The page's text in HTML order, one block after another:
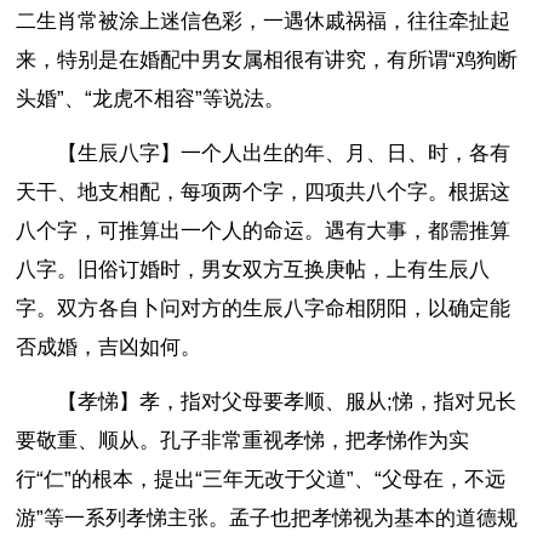
二生肖常被涂上迷信色彩，一遇休戚祸福，往往牵扯起
来，特别是在婚配中男女属相很有讲究，有所谓“鸡狗断
头婚”、“龙虎不相容”等说法。
【生辰八字】一个人出生的年、月、日、时，各有
天干、地支相配，每项两个字，四项共八个字。根据这
八个字，可推算出一个人的命运。遇有大事，都需推算
八字。旧俗订婚时，男女双方互换庚帖，上有生辰八
字。双方各自卜问对方的生辰八字命相阴阳，以确定能
否成婚，吉凶如何。
【孝悌】孝，指对父母要孝顺、服从;悌，指对兄长
要敬重、顺从。孔子非常重视孝悌，把孝悌作为实
行“仁”的根本，提出“三年无改于父道”、“父母在，不远
游”等一系列孝悌主张。孟子也把孝悌视为基本的道德规